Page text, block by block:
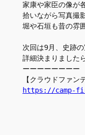
家康や家臣の像が
拾いながら写真撮
堀や石垣も昔の雰
次回は9月、史跡
詳細決まりました
ーーーーーーーー
【クラウドファン
https://camp-